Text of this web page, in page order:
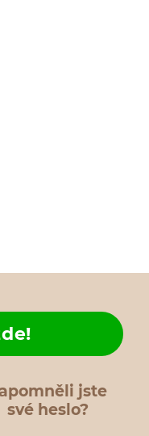
jste
své heslo?